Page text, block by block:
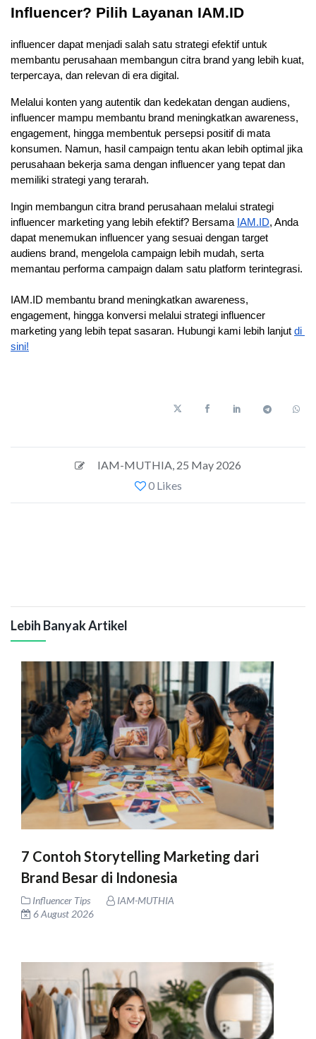
Influencer? Pilih Layanan IAM.ID
influencer dapat menjadi salah satu strategi efektif untuk
membantu perusahaan membangun citra brand yang lebih kuat,
terpercaya, dan relevan di era digital.
Melalui konten yang autentik dan kedekatan dengan audiens,
influencer mampu membantu brand meningkatkan awareness,
engagement, hingga membentuk persepsi positif di mata
konsumen. Namun, hasil campaign tentu akan lebih optimal jika
perusahaan bekerja sama dengan influencer yang tepat dan
memiliki strategi yang terarah.
Ingin membangun citra brand perusahaan melalui strategi
influencer marketing yang lebih efektif? Bersama IAM.ID, Anda
dapat menemukan influencer yang sesuai dengan target
audiens brand, mengelola campaign lebih mudah, serta
memantau performa campaign dalam satu platform terintegrasi.
IAM.ID membantu brand meningkatkan awareness,
engagement, hingga konversi melalui strategi influencer
marketing yang lebih tepat sasaran. Hubungi kami lebih lanjut di
sini!
IAM-MUTHIA 25 May 2026
0 Likes
Lebih Banyak Artikel
7 Contoh Storytelling Marketing dari
Brand Besar di Indonesia
Influencer Tips
IAM-MUTHIA
6 August 2026